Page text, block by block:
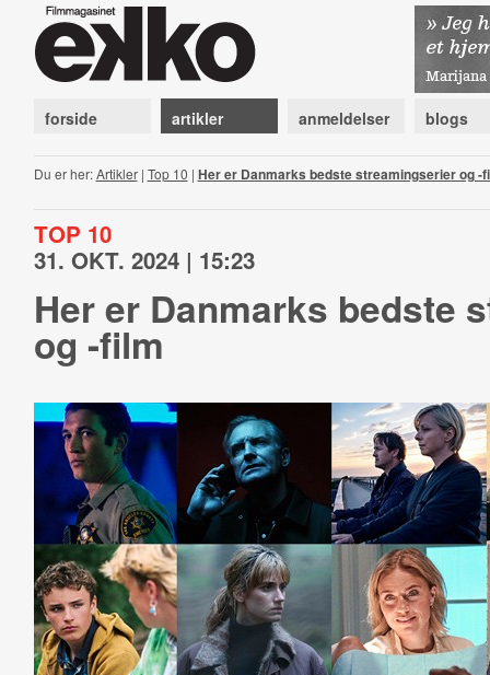
forside artikler anmeldelser blogs
Du er her:Artikler| Top 10 | Her er Danmarks bedste streamingserier og -
TOP 10
31. OKT. 2024 | 15:23
Her er Danmarks bedste
og -film